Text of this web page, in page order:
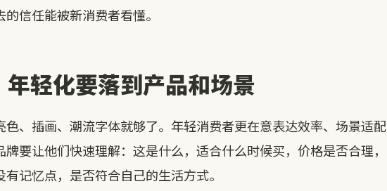
信任能被新消费者看懂。
轻化要落到产品和场景
色、插画、潮流字体就够了。年轻消费者更在意表达效率、场景适配
要让他们快速理解：这是什么，适合什么时候买，价格是否合理，
记忆点，是否符合自己的生活方式。